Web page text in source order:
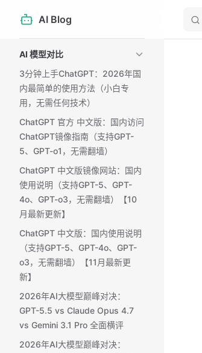
Skip to content
AI Blog
AI 模型对比
3分钟上手ChatGPT：2026年国
内最简单的使用方法（小白专
用，无需任何技术）
ChatGPT 官方 中文版：国内访问
ChatGPT镜像指南（支持GPT-
5、GPT-o1，无需翻墙）
ChatGPT 中文版镜像网站：国内
使用说明（支持GPT-5、GPT-
4o、GPT-o3，无需翻墙）【10
月最新更新】
ChatGPT 中文版：国内使用说明
（支持GPT-5、GPT-4o、GPT-
o3，无需翻墙）【11月最新更
新】
2026年AI大模型巅峰对决：
GPT-5.5 vs Claude Opus 4.7
vs Gemini 3.1 Pro 全面横评
2026年AI大模型巅峰对决：